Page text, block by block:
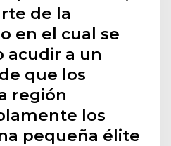
de la
en el cual se
acudir a un
que los
región
los
pequeña élite